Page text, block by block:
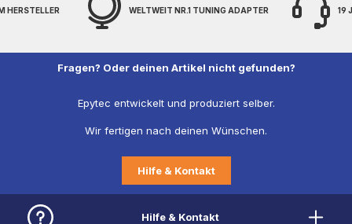
HERSTELLER WELTWEIT NR.1 TUNING ADAPTER 19
Fragen? Oder deinen Artikel nicht gefunden?
Epytec entwickelt und produziert selber.
Wir fertigen nach deinen Wünschen.
Hilfe & Kontakt
Hilfe & Kontakt